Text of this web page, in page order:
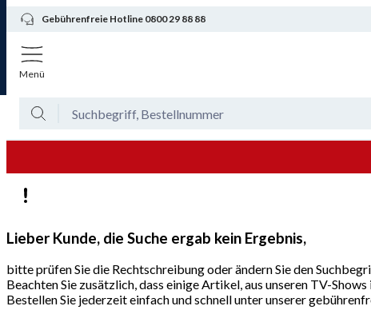
Gebührenfreie Hotline 0800 29 88 88
Menü
Lieber Kunde, die Suche ergab kein Ergebnis,
bitte prüfen Sie die Rechtschreibung oder ändern Sie den
Beachten Sie zusätzlich, dass einige Artikel, aus unseren TV-
Bestellen Sie jederzeit einfach und schnell unter unserer